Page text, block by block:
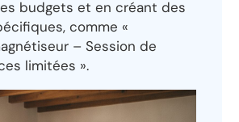
budgets et en créant des
comme «
– Session de
limitées ».